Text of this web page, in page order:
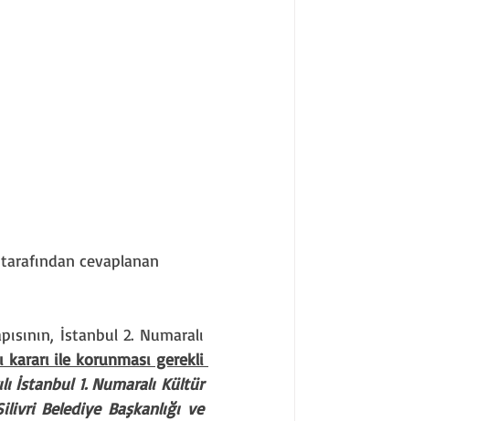
cevaplanan
İstanbul 2. Numaralı
kararı ile korunması gerekli
İstanbul 1. Numaralı Kültür
Belediye Başkanlığı ve